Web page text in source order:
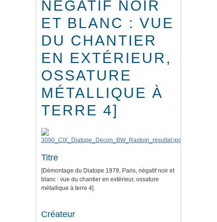
NÉGATIF NOIR
ET BLANC : VUE
DU CHANTIER
EN EXTÉRIEUR,
OSSATURE
MÉTALLIQUE À
TERRE 4]
Titre
[Démontage du Diatope 1979, Paris, négatif noir et
blanc : vue du chantier en extérieur, ossature
métallique à terre 4]
Créateur